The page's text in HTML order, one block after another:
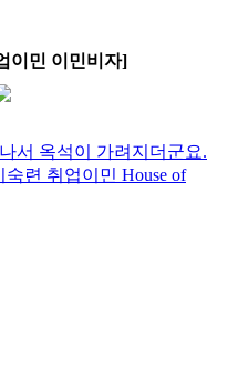
이민 이민비자]
서 옥석이 가려지더군요.
련 취업이민 House of